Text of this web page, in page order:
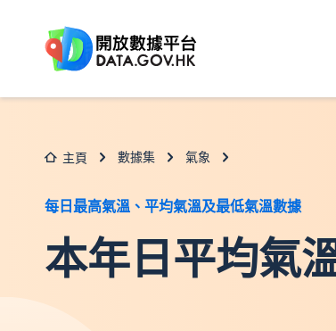
主頁 數據集 氣象
每日最高氣溫、平均氣溫及最低氣溫數據
本年日平均氣